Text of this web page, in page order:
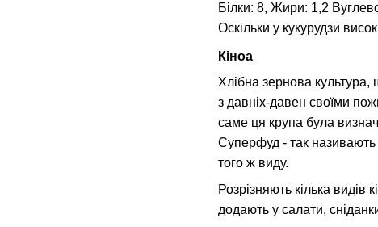
Білки: 8, Жири: 1,2
Оскільки у кукурудзи
Кіноа
Хлібна зернова
з давніх-давен своїми
саме ця крупа була
Суперфуд - так називають
того ж виду.
Розрізняють кілька
додають у салати,